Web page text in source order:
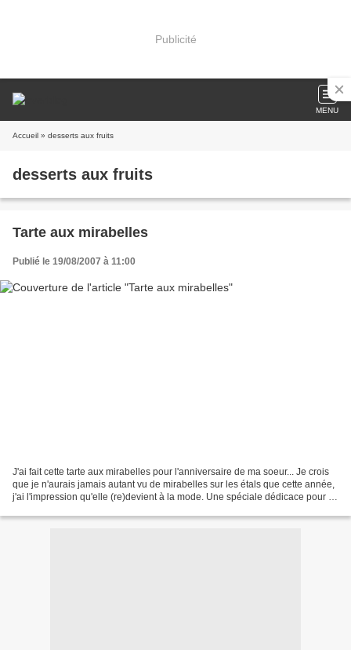
Publicité
MENU
Accueil » desserts aux fruits
desserts aux fruits
Tarte aux mirabelles
Publié le 19/08/2007 à 11:00
J'ai fait cette tarte aux mirabelles pour l'anniversaire de ma soeur... Je crois
que je n'aurais jamais autant vu de mirabelles sur les étals que cette année,
j'ai l'impression qu'elle (re)devient à la mode. Une spéciale dédicace pour la